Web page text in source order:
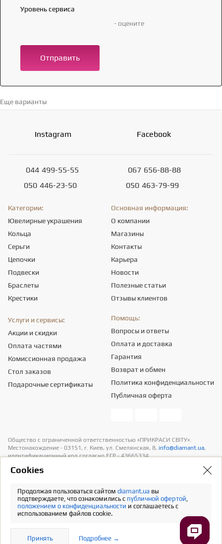
Уровень сервиса
- оцените
Отправить
Еще варианты
Instagram Facebook
044 499-55-55
050 446-23-50
067 656-88-88
050 463-79-99
Категории:
Ювелирные украшения
Кольца
Серьги
Цепочки
Подвески
Браслеты
Крестики
Основная информация:
О компании
Магазины
Контакты
Карьера
Новости
Полезные статьи
Отзывы клиентов
Услуги и сервисы:
Акции и скидки
Оплата частями
Комиссионная продажа
Стол заказов
Подарочные сертификаты
Помощь:
Вопросы и ответы
Оплата и доставка
Гарантия
Возврат и обмен
Политика конфиденциальности
Публичная оферта
Общество с ограниченной ответственностью «ПРИКРАСИ СВІТУ».
Местонахождение - 03151, г. Киев, ул. Смелянская, 8, info@diamant.ua,
идентификационный код согласно ЕГР - 43665334.
Информация о стоимости доставки содержится в разделе «Оплата и
доставка». В расчет стоимости товаров налогов не включено
Полная версия
Сookies
Продолжая пользоваться сайтом diamant.ua вы
подтверждаете, что ознакомились с публичной офертой,
положением о конфиденциальности и соглашаетесь с
использованием файлов cookie.
Принять Подробнее →